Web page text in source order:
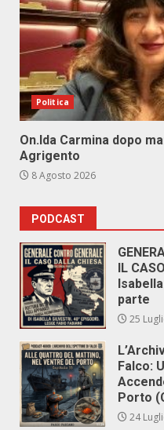
Politica
On.Ida Carmina dopo
Agrigento
8 Agosto 2026
PODCAST
IL
parte
25
Falco:
Porto
24